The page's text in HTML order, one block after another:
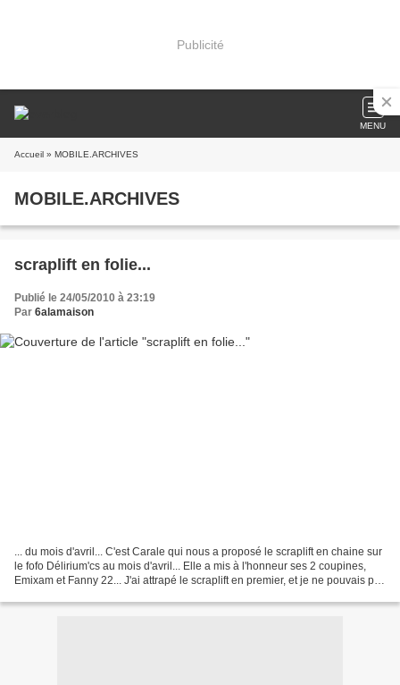
Publicité
MENU
Accueil » MOBILE.ARCHIVES
MOBILE.ARCHIVES
scraplift en folie...
Publié le 24/05/2010 à 23:19
Par 6alamaison
... du mois d'avril... C'est Carale qui nous a proposé le scraplift en chaine sur
le fofo Délirium'cs au mois d'avril... Elle a mis à l'honneur ses 2 coupines,
Emixam et Fanny 22... J'ai attrapé le scraplift en premier, et je ne pouvais pas